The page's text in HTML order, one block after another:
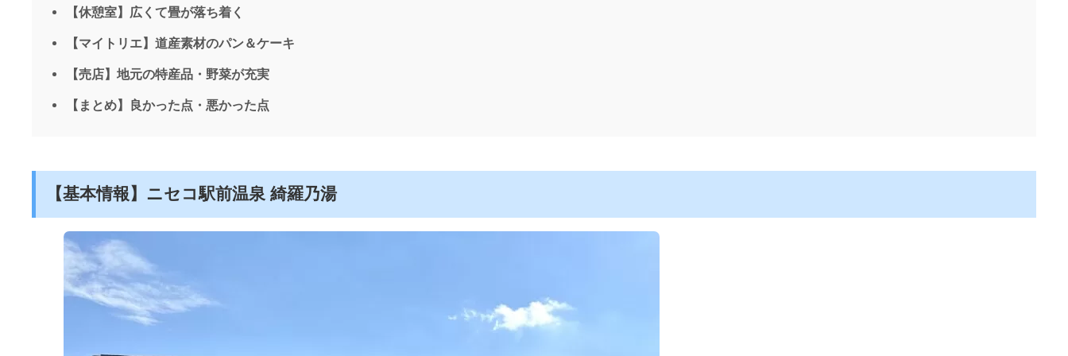
【休憩室】広くて畳が落ち着く
【マイトリエ】道産素材のパン＆ケーキ
【売店】地元の特産品・野菜が充実
【まとめ】良かった点・悪かった点
【基本情報】ニセコ駅前温泉 綺羅乃湯